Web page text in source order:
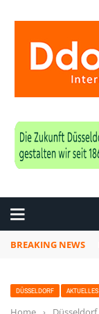
BREAKING NEWS
DÜSSELDORF AKTUELLES